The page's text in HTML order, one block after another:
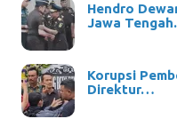
Hendro
Jawa
Korupsi
Direktur…